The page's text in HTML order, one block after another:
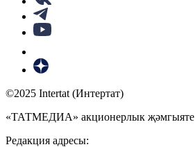
©2025 Intertat (Интертат)
«ТАТМЕДИА» акционерлык җәмгыяте
Редакция адресы: